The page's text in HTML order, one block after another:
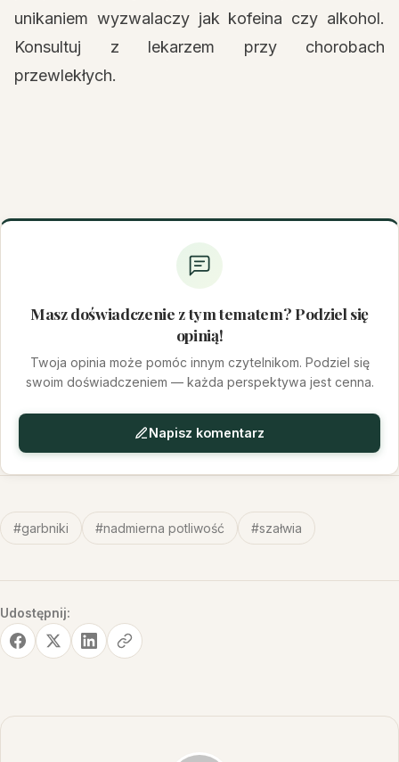
unikaniem wyzwalaczy jak kofeina czy alkohol.
Konsultuj z lekarzem przy chorobach
przewlekłych.
Masz doświadczenie z tym tematem? Podziel się
opinią!
Twoja opinia może pomóc innym czytelnikom. Podziel się
swoim doświadczeniem — każda perspektywa jest cenna.
Napisz komentarz
#garbniki #nadmierna potliwość #szałwia
Udostępnij: